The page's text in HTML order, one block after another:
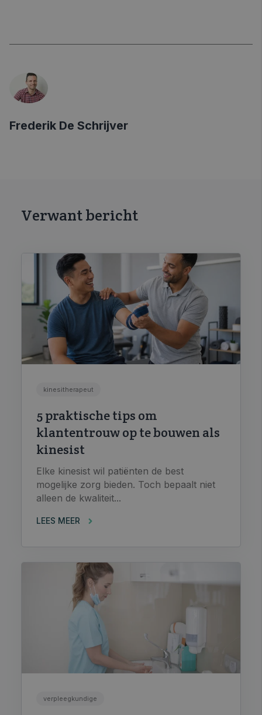
Frederik De Schrijver
Verwant bericht
kinesitherapeut
5 praktische tips om
klantentrouw op te bouwen als
kinesist
Elke kinesist wil patiënten de best
mogelijke zorg bieden. Toch bepaalt niet
alleen de kwaliteit...
LEES MEER
verpleegkundige